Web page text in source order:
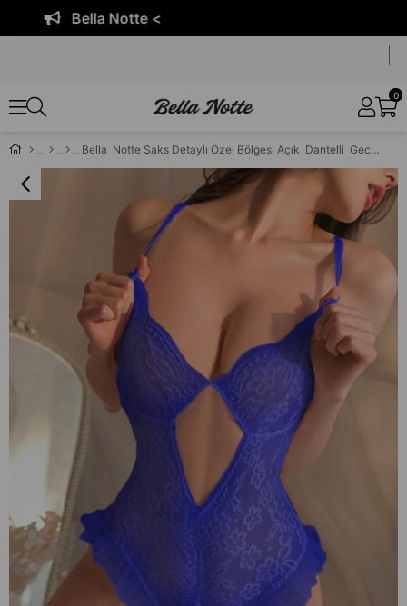
Bella Notte <
0
Bella Notte Saks Detaylı Özel Bölgesi Açık Dantelli Gecelik 15054